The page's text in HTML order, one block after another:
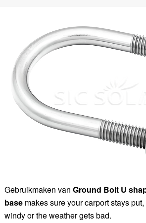
Gebruikmaken van Ground Bolt U
base makes sure your carport stays
windy or the weather gets bad.